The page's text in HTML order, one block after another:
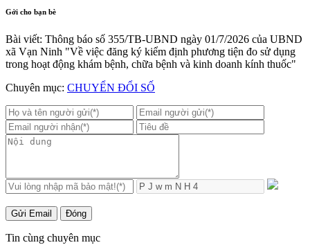
Gởi cho bạn bè
Bài viết: Thông báo số 355/TB-UBND ngày 01/7/2026 của UBND
xã Vạn Ninh "Về việc đăng ký kiểm định phương tiện đo sử dụng
trong hoạt động khám bệnh, chữa bệnh và kinh doanh kính thuốc"
Chuyên mục: CHUYỂN ĐỔI SỐ
Gửi Email Đóng
Tin cùng chuyên mục